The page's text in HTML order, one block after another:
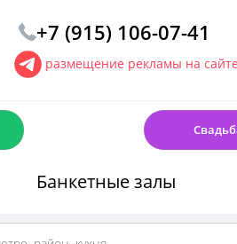
+7 (915) 106-07-41
размещение рекламы на
Банкетные залы